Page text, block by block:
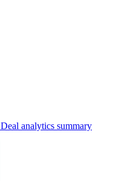
Deal analytics summary